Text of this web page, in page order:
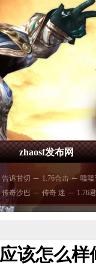
zhaosf发布网
告诉甘切 ─ 1.76合击 ─ 嗑
传奇沙巴 ─ 传奇 迷 ─ 1.76
该怎么样